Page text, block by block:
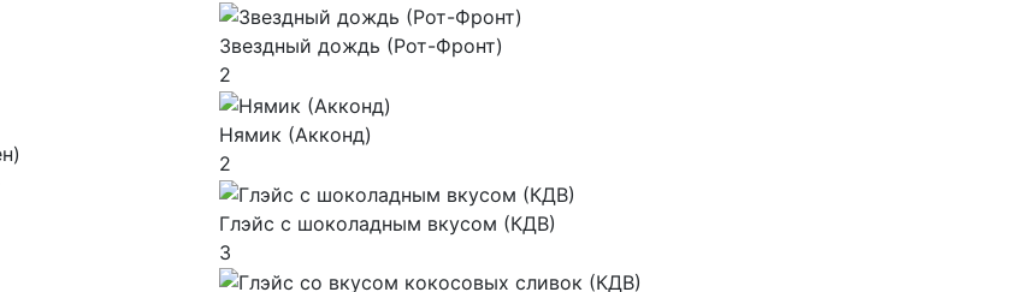
Звездный дождь (Рот-Фронт)
2
Нямик (Акконд)
2
Глэйс с шоколадным вкусом (КДВ)
3